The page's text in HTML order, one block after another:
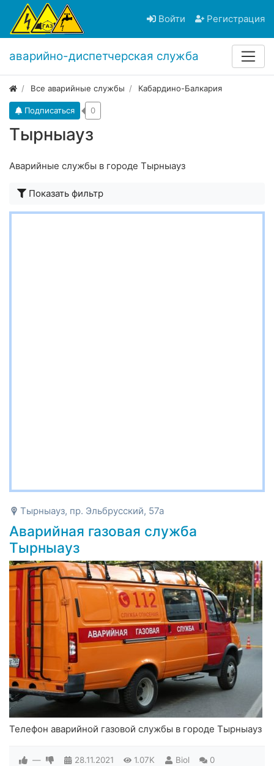
Войти Регистрация
аварийно-диспетчерская служба
Все аварийные службы Кабардино-Балкария
Тырныауз
Подписаться 0
Аварийные службы в городе Тырныауз
Показать фильтр
Тырныауз, пр. Эльбрусский, 57а
Аварийная газовая служба
Тырныауз
Телефон аварийной газовой службы в городе Тырныауз
— 28.11.2021 1.07K Biol 0